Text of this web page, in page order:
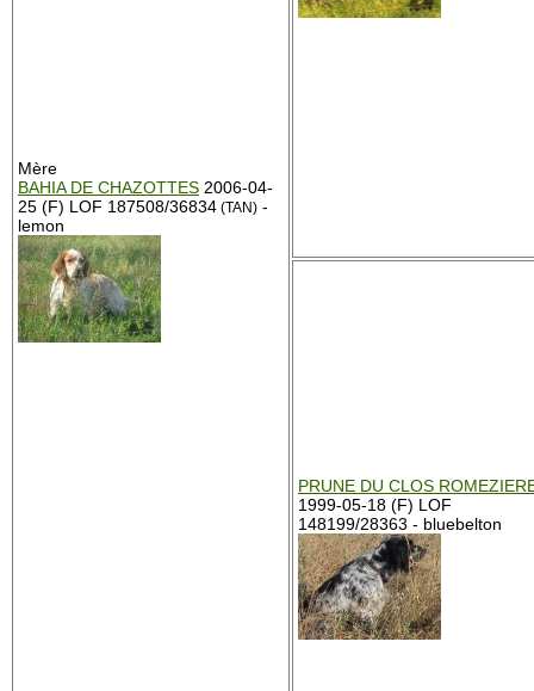
Mère
BAHIA DE CHAZOTTES 2006-04-
25 (F) LOF 187508/36834 (TAN) -
lemon
PRUNE DU CLOS
1999-05-18 (F) LOF
148199/28363 - bluebelton